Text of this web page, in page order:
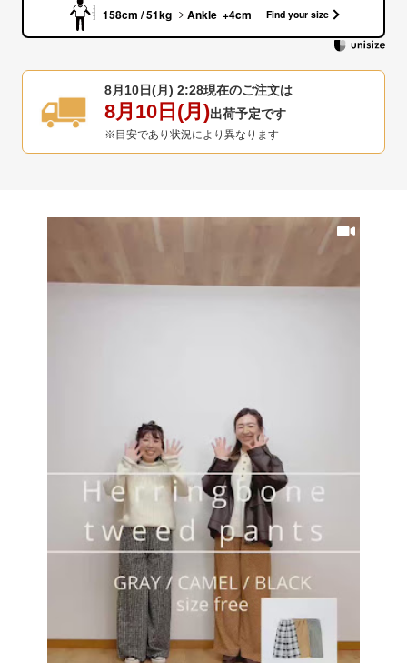
158cm / 51kg Ankle +4cm Find your size
8月10日(月) 2:28現在のご注文は
8月10日(月)出荷予定です
※目安であり状況により異なります